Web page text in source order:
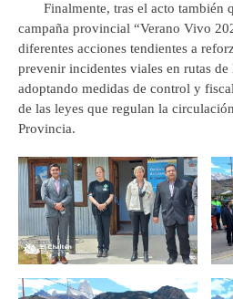
Finalmente, tras el acto también
campaña provincial “Verano Vivo
diferentes acciones tendientes a
prevenir incidentes viales en rutas
adoptando medidas de control y
de las leyes que regulan la
Provincia.